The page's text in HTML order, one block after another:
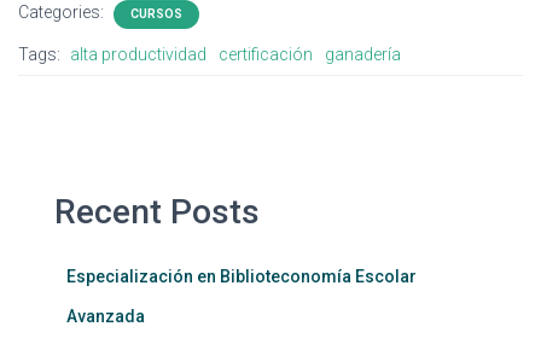
Categories: CURSOS
Tags: alta productividad certificación ganadería
Recent Posts
Especialización en Biblioteconomía Escolar
Avanzada